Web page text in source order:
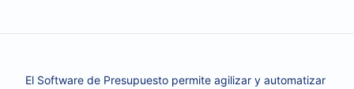
El Software de Presupuesto permite agilizar y automatizar